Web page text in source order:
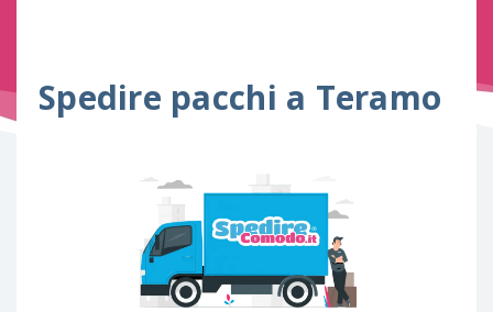
Spedire pacchi a Teramo